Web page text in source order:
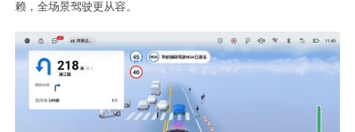
赖，全场景驾驶更从容。